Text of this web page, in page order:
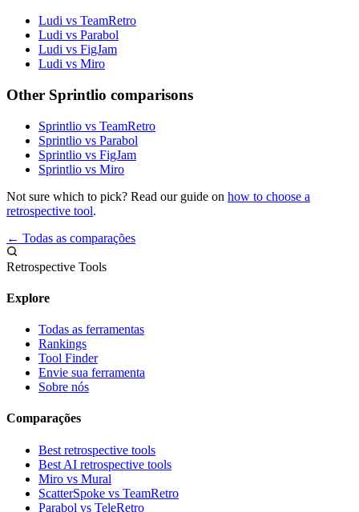
Ludi vs TeamRetro
Ludi vs Parabol
Ludi vs FigJam
Ludi vs Miro
Other Sprintlio comparisons
Sprintlio vs TeamRetro
Sprintlio vs Parabol
Sprintlio vs FigJam
Sprintlio vs Miro
Not sure which to pick? Read our guide on how to choose a
retrospective tool.
← Todas as comparações
Retrospective Tools
Explore
Todas as ferramentas
Rankings
Tool Finder
Envie sua ferramenta
Sobre nós
Comparações
Best retrospective tools
Best AI retrospective tools
Miro vs Mural
ScatterSpoke vs TeamRetro
Parabol vs TeleRetro